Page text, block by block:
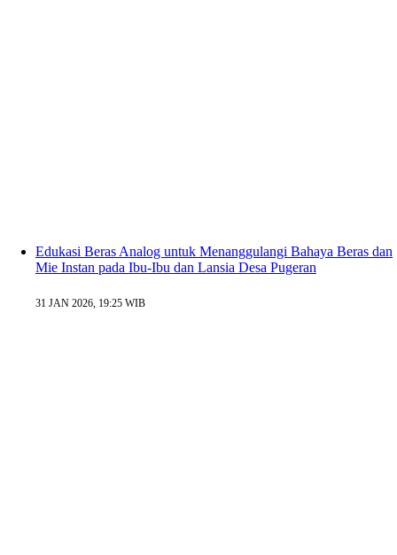
Edukasi Beras Analog untuk Menanggulangi Bahaya Beras dan
Mie Instan pada Ibu-Ibu dan Lansia Desa Pugeran
31 JAN 2026, 19:25 WIB